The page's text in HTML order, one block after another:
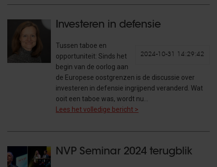
Investeren in defensie
2024-10-31 14:29:42
Tussen taboe en
opportuniteit: Sinds het
begin van de oorlog aan
de Europese oostgrenzen is de discussie over
investeren in defensie ingrijpend veranderd. Wat
ooit een taboe was, wordt nu…
Lees het volledige bericht >
NVP Seminar 2024 terugblik